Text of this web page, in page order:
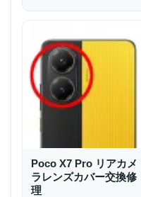
Poco X7 Pro リアカメ
ラレンズカバー交換修
理